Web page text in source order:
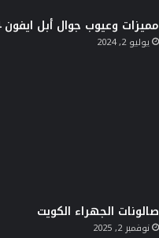
مميزات وعيوب جوال أبل ايفون 14
يوليو 2, 2024
صالونات الجهراء الكويت
نوفمبر 2, 2025